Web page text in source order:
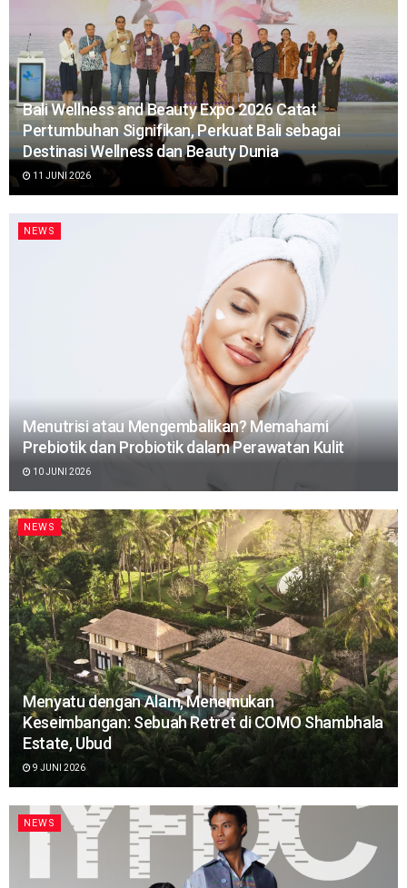
Bali Wellness and Beauty Expo 2026 Catat
Pertumbuhan Signifikan, Perkuat Bali sebagai
Destinasi Wellness dan Beauty Dunia
11 JUNI 2026
NEWS
Menutrisi atau Mengembalikan? Memahami
Prebiotik dan Probiotik dalam Perawatan Kulit
10 JUNI 2026
NEWS
Menyatu dengan Alam, Menemukan
Keseimbangan: Sebuah Retret di COMO Shambhala
Estate, Ubud
9 JUNI 2026
NEWS